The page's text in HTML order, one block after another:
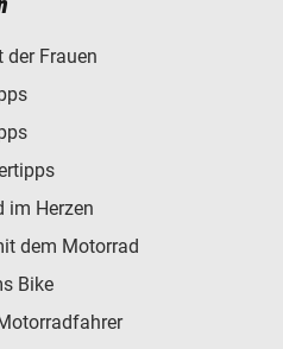
der Frauen
im Herzen
dem Motorrad
Bike